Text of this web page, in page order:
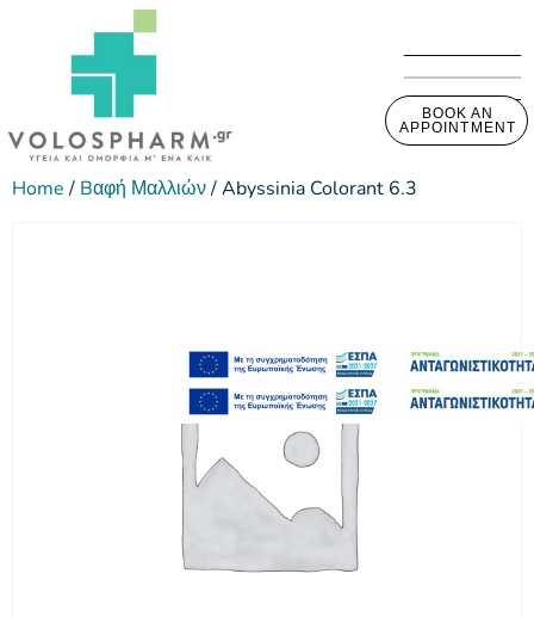
BOOK AN
APPOINTMENT
Home/ Bαφή Μαλλιών/ Abyssinia Colorant 6.3